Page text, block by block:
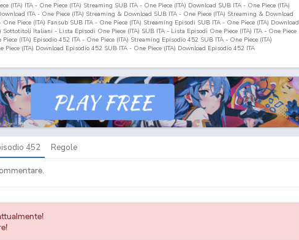
(ITA) ITA - One Piece (ITA) Streaming SUB ITA - One Piece (ITA) Download SUB ITA - One Piece (ITA)
ITA - One Piece (ITA) Streaming & Download SUB ITA - One Piece (ITA) Streaming & Download
One Piece (ITA) Fansub SUB ITA - One Piece (ITA) Streaming Episodi SUB ITA - One Piece (ITA) Download
Sottotitoli Italiani - Lista Episodi One Piece (ITA) SUB ITA - Lista Episodi One Piece (ITA) ITA - One Piece
(ITA) Episodio 452 ITA - One Piece (ITA) Streaming Episodio 452 SUB ITA - One Piece (ITA)
Piece (ITA) Download Episodio 452 SUB ITA - One Piece (ITA) Download Episodio 452 ITA
452 Regole